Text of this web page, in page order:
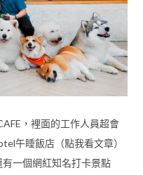
，裡面的工作人員超會
午睡飯店（點我看文章）
一個網紅知名打卡景點